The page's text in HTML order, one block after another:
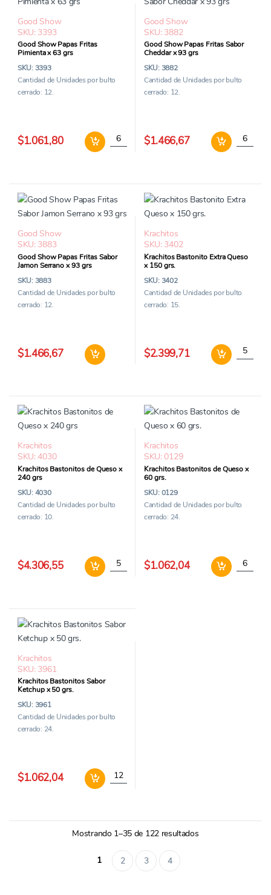
Good Show
SKU: 3393
Good Show Papas Fritas
Pimienta x 63 grs
SKU: 3393
Cantidad de Unidades por bulto
cerrado: 12.
$1.061,80 Good Show Papas Fritas Pimienta x 63 grs
Good Show
SKU: 3882
Good Show Papas Fritas Sabor
Cheddar x 93 grs
SKU: 3882
Cantidad de Unidades por bulto
cerrado: 12.
$1.466,67 Good
Good Show
SKU: 3883
Good Show Papas Fritas Sabor
Jamon Serrano x 93 grs
SKU: 3883
Cantidad de Unidades por bulto
cerrado: 12.
$1.466,67 Good Show Papas Fritas Sabor
Krachitos
SKU: 3402
Krachitos Bastonito Extra Queso
x 150 grs.
SKU: 3402
Cantidad de Unidades por bulto
cerrado: 15.
$2.399,71
Krachitos
SKU: 4030
Krachitos Bastonitos de Queso x
240 grs
SKU: 4030
Cantidad de Unidades por bulto
cerrado: 10.
$4.306,55 Krachitos Bastonitos de Queso x 240 grs
Krachitos
SKU: 0129
Krachitos Bastonitos de Queso x
60 grs.
SKU: 0129
Cantidad de Unidades por bulto
cerrado: 24.
$1.062,04
Krachitos
SKU: 3961
Krachitos Bastonitos Sabor
Ketchup x 50 grs.
SKU: 3961
Cantidad de Unidades por bulto
cerrado: 24.
$1.062,04 Krachitos Bastonitos Sabor Ketchup x 50
Mostrando 1–35 de 122 resultados
1 2 3 4